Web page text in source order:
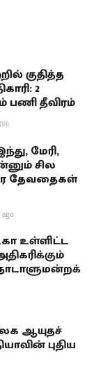
குதித்த
2
பணி தீவிரம்
மேரி,
சில
தேவதைகள்
ago
உள்ளிட்ட
ஆயுதச்
புதிய